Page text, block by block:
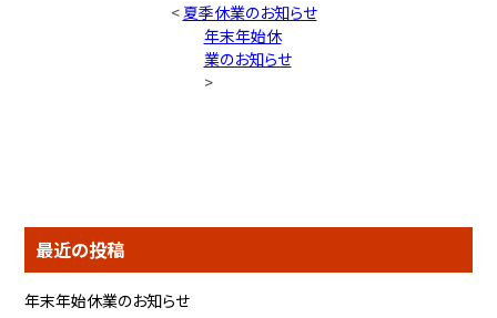
< 夏季休業のお知らせ
年末年始休
業のお知らせ
>
最近の投稿
年末年始休業のお知らせ